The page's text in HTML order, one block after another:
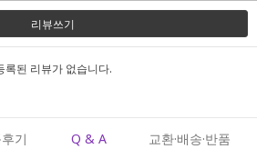
리뷰쓰기
록된 리뷰가 없습니다.
기 Q & A 교환·배송·반품